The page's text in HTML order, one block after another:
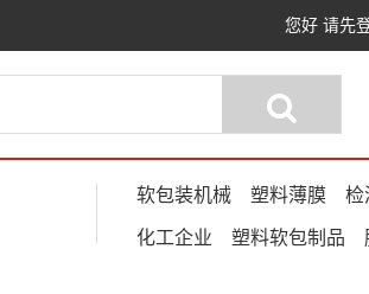
您好 请先
软包装机械 塑料薄膜
检
化工企业
塑料软包制品